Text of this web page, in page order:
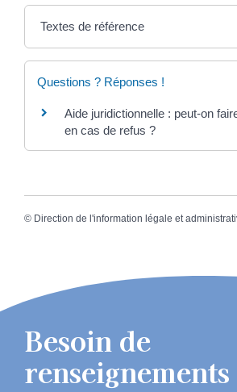
Textes de référence
Questions ? Réponses !
Aide juridictionnelle : peut-on
en cas de refus ?
© Direction de l'information légale et
Besoin de
renseignements